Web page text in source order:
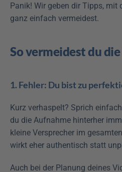
Panik! Wir geben dir Tipps, mit
ganz einfach vermeidest.
So vermeidest du
1. Fehler: Du bist zu
Kurz verhaspelt? Sprich
du die Aufnahme hinterher
kleine Versprecher im
wirkt eher authentisch statt
Auch bei der Planung deines